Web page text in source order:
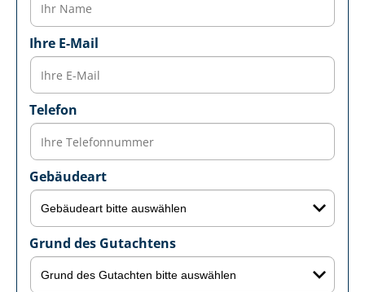
Ihre E-Mail
Telefon
Gebäudeart
Grund des Gutachtens